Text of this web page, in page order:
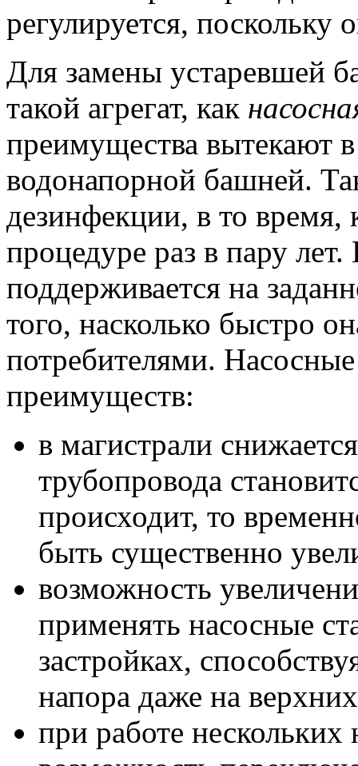
регулируется,
Для замены устаревшей
такой агрегат, как
преимущества вытекают
водонапорной башней.
дезинфекции, в то время,
процедуре раз в пару
поддерживается на
того, насколько быстро
потребителями.
преимуществ:
в магистрали
трубопровода
происходит, то
быть существенно
возможность
применять насосные
застройках,
напора даже на
при работе нескольких